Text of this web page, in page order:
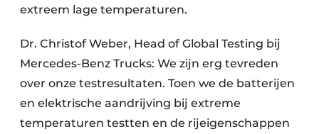
extreem lage temperaturen.
Dr. Christof Weber, Head of Global Testing bij
Mercedes-Benz Trucks: We zijn erg tevreden
over onze testresultaten. Toen we de batterijen
en elektrische aandrijving bij extreme
temperaturen testten en de rijeigenschappen